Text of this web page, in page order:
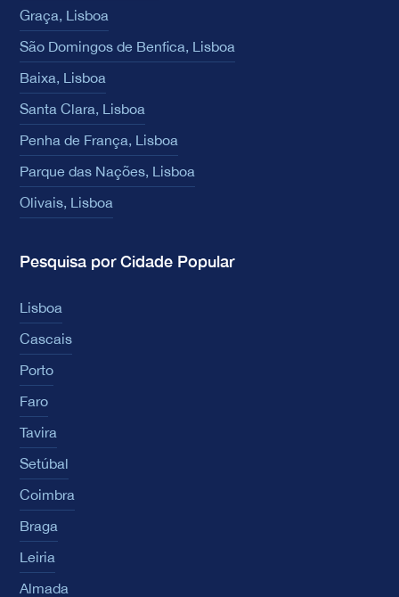
Graça, Lisboa
São Domingos de Benfica, Lisboa
Baixa, Lisboa
Santa Clara, Lisboa
Penha de França, Lisboa
Parque das Nações, Lisboa
Olivais, Lisboa
Pesquisa por Cidade Popular
Lisboa
Cascais
Porto
Faro
Tavira
Setúbal
Coimbra
Braga
Leiria
Almada